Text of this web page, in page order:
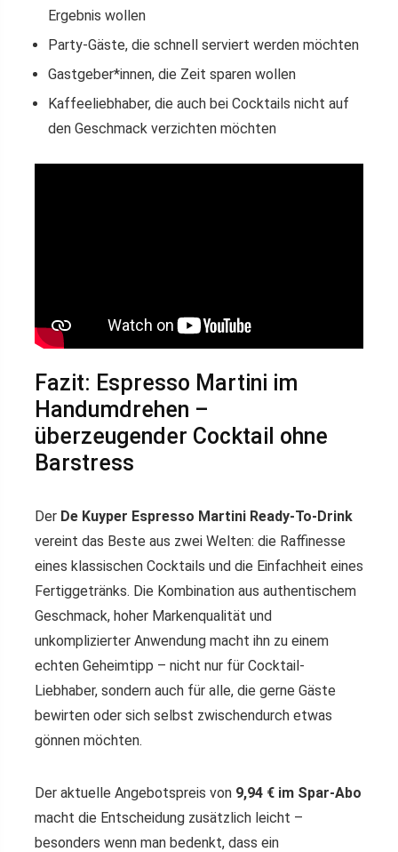
Ergebnis wollen
Party-Gäste, die schnell serviert werden möchten
Gastgeber*innen, die Zeit sparen wollen
Kaffeeliebhaber, die auch bei Cocktails nicht auf
den Geschmack verzichten möchten
Fazit: Espresso Martini im
Handumdrehen –
überzeugender Cocktail ohne
Barstress
Der De Kuyper Espresso Martini Ready-To-Drink
vereint das Beste aus zwei Welten: die Raffinesse
eines klassischen Cocktails und die Einfachheit eines
Fertiggetränks. Die Kombination aus authentischem
Geschmack, hoher Markenqualität und
unkomplizierter Anwendung macht ihn zu einem
echten Geheimtipp – nicht nur für Cocktail-
Liebhaber, sondern auch für alle, die gerne Gäste
bewirten oder sich selbst zwischendurch etwas
gönnen möchten.
Der aktuelle Angebotspreis von 9,94 € im Spar-Abo
macht die Entscheidung zusätzlich leicht –
besonders wenn man bedenkt, dass ein